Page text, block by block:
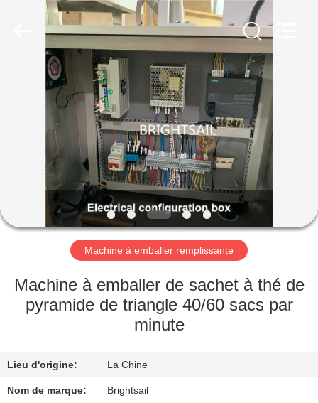
MAISON
PRODUITS
VIDÉOS
AU
SUJET
NOUS
L'USINE
Machine à emballer remplissante
Machine à emballer de sachet à thé de
pyramide de triangle 40/60 sacs par
minute
Lieu d'origine: La Chine
Nom de marque: Brightsail